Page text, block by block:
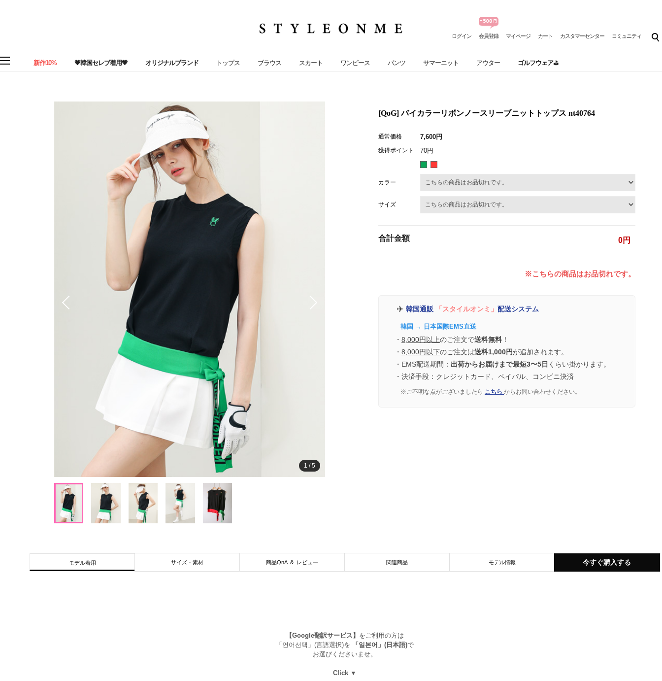
ログイン 会員登録 マイページ カート カスタマーセンター コミュニティ
新作10% 💗韓国セレブ着用💗 オリジナルブランド トップス ブラウス スカート ワンピース パンツ サマーニット アウター ゴルフウェア⛳
1 /5
[QoG] バイカラーリボンノースリーブニットトップス nt40764
通常価格 7,600円
獲得ポイント 70円
カラー
サイズ
合計金額 0円
※こちらの商品はお品切れです。
✈️ 韓国通販 「スタイルオンミ」 配送システム
韓国 → 日本国際EMS直送
・ 8,000円以上のご注文で送料無料 ！
・ 8,000円以下のご注文は送料1,000円が追加されます。
・EMS配送期間： 出荷からお届けまで最短3〜5日 くらい掛かります。
・決済手段：クレジットカード、ペイパル、コンビニ決済
※ご不明な点がございましたら こちら からお問い合わせください。
モデル着用 サイズ・素材 商品QnA & レビュー 関連商品 モデル情報 今すぐ購入する
【Google翻訳サービス】 をご利用の方は
「언어선택」(言語選択)を
「일본어」(日本語)で
お選びくださいませ。
Click ▼